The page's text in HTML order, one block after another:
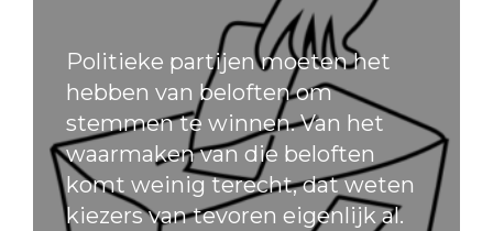
Politieke partijen moeten het
hebben van beloften om
stemmen te winnen. Van het
waarmaken van die beloften
komt weinig terecht, dat weten
kiezers van tevoren eigenlijk al.